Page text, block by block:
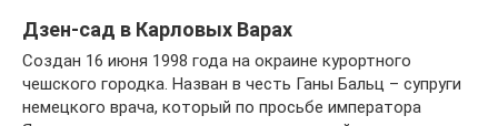
Дзен-сад в Карловых Варах
Создан 16 июня 1998 года на окраине курортного
чешского городка. Назван в честь Ганы Бальц – супруги
немецкого врача, который по просьбе императора